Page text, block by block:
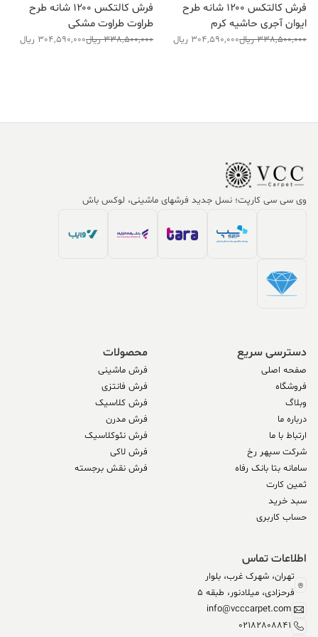
فرش کالتکس ۱۲۰۰ شانه طرح
ایوان آجری حاشیه کرم
338,500,000 ریال
قیمت
304,590,000 ریال
قیمت
فرش کالتکس ۱۲۰۰ شانه طرح
طراوت طراوت مشکی
338,500,000 ریال
قیمت
304,590,000 ریال
قیمت
وی سی سی کارپت؛ نسل جدید فرشهای ماشینی، لوکس باش
دسترسی سریع
صفحه اصلی
فروشگاه
وبلاگ
درباره ما
ارتباط با ما
شرکت سپهر رخ
سامانه بتا بانک رفاه
ثمین کارت
سبد خرید
حساب کاربری
محصولات
فرش ماشینی
فرش فانتزی
فرش کلاسیک
فرش مدرن
فرش نئوکلاسیک
فرش لاکی
فرش نقش برجسته
اطلاعات تماس
تهران، شهرک غرب، بلوار
فرحزادی، میلادنور، طبقه 5
info@vcccarpet.com
02182808841